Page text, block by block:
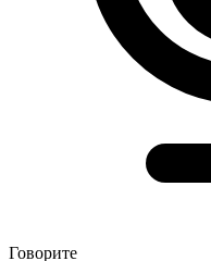
Говорите